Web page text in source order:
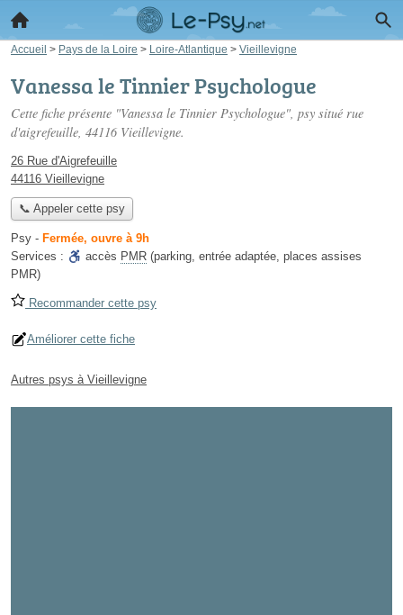
Accueil > Pays de la Loire > Loire-Atlantique > Vieillevigne
Vanessa le Tinnier Psychologue
Cette fiche présente "Vanessa le Tinnier Psychologue", psy situé rue
d'aigrefeuille, 44116 Vieillevigne.
26 Rue d'Aigrefeuille
44116 Vieillevigne
📞 Appeler cette psy
Psy - Fermée, ouvre à 9h
Services :
accès PMR (parking, entrée adaptée, places assises
PMR)
Recommander cette psy
Améliorer cette fiche
Autres psys à Vieillevigne